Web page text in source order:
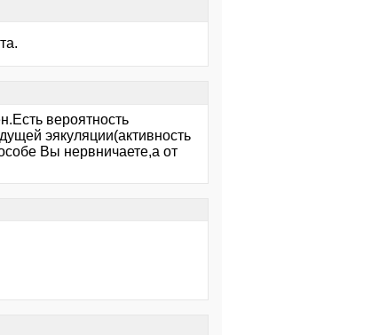
вероятность
эякуляции(активность
Вы нервничаете,а от